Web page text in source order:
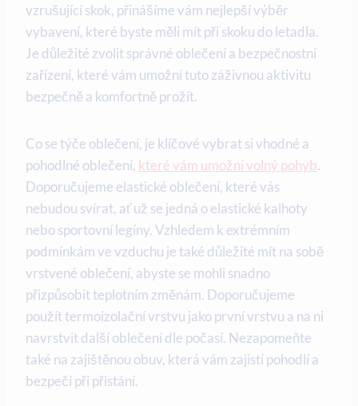
vzrušující skok, přinášíme vám nejlepší výběr
vybavení, které byste měli mít při skoku do letadla.
Je důležité zvolit správné oblečení a bezpečnostní
zařízení, které vám umožní tuto záživnou aktivitu
bezpečně a komfortně prožít.
Co se týče oblečení, je klíčové vybrat si vhodné a
pohodlné oblečení, které vám umožní volný pohyb.
Doporučujeme elastické oblečení, které vás
nebudou svírat, ať už se jedná o elastické kalhoty
nebo sportovní legíny. Vzhledem k extrémním
podmínkám ve vzduchu je také důležité mít na sobě
vrstvené oblečení, abyste se mohli snadno
přizpůsobit teplotním změnám. Doporučujeme
použít termoizolační vrstvu jako první vrstvu a na ni
navrstvit další oblečení dle počasí. Nezapomeňte
také na zajištěnou obuv, která vám zajistí pohodlí a
bezpečí při přistání.